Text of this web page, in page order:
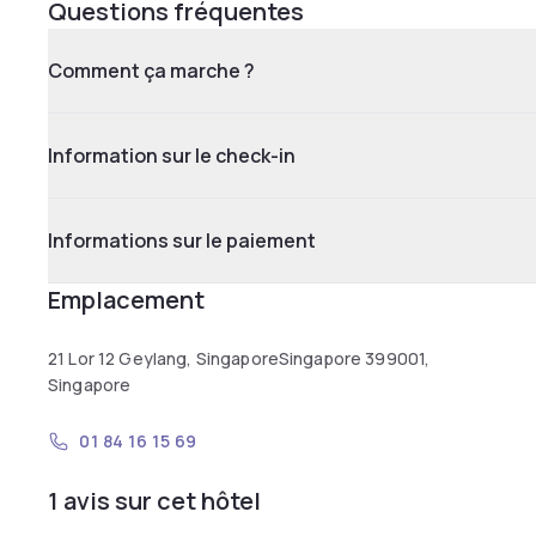
Questions fréquentes
Comment ça marche ?
Information sur le check-in
Informations sur le paiement
Emplacement
21 Lor 12 Geylang, SingaporeSingapore 399001,
Singapore
01 84 16 15 69
1 avis sur cet hôtel